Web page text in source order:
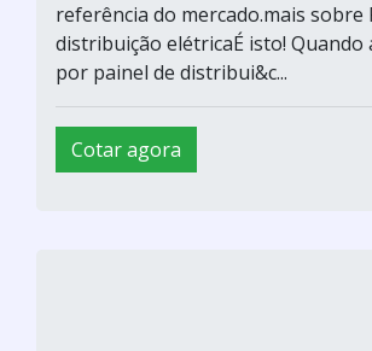
referência do mercado.mais sobre
distribuição elétricaÉ isto! Quando
por painel de distribui&c...
Cotar agora